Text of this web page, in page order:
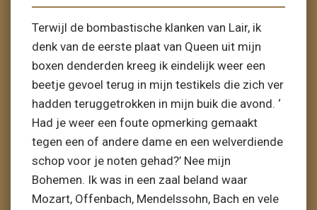
Terwijl de bombastische klanken van Lair, ik
denk van de eerste plaat van Queen uit mijn
boxen denderden kreeg ik eindelijk weer een
beetje gevoel terug in mijn testikels die zich ver
hadden teruggetrokken in mijn buik die avond. ‘
Had je weer een foute opmerking gemaakt
tegen een of andere dame en een welverdiende
schop voor je noten gehad?’ Nee mijn
Bohemen. Ik was in een zaal beland waar
Mozart, Offenbach, Mendelssohn, Bach en vele